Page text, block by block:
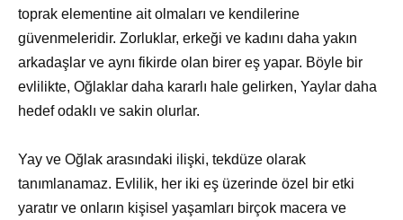
toprak elementine ait olmaları ve kendilerine
güvenmeleridir. Zorluklar, erkeği ve kadını daha yakın
arkadaşlar ve aynı fikirde olan birer eş yapar. Böyle bir
evlilikte, Oğlaklar daha kararlı hale gelirken, Yaylar daha
hedef odaklı ve sakin olurlar.
Yay ve Oğlak arasındaki ilişki, tekdüze olarak
tanımlanamaz. Evlilik, her iki eş üzerinde özel bir etki
yaratır ve onların kişisel yaşamları birçok macera ve